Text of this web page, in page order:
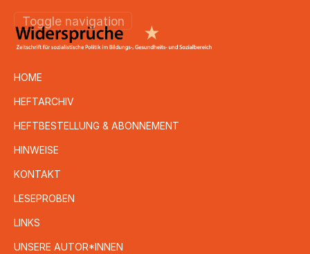
Toggle navigation
HOME
HEFTARCHIV
HEFTBESTELLUNG & ABONNEMENT
HINWEISE
KONTAKT
LESEPROBEN
LINKS
UNSERE AUTOR*INNEN